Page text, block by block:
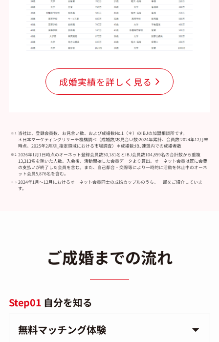
成婚実績を詳しく見る
当社は、登録会員数、お見合い数、および成婚数No.1（＊）のIBJの加盟相談所です。
＊日本マーケティングリサーチ機構調べ（成婚数/お見合い数:2024年累計、会員数:2024年12月末
時点、2025年2月期_指定領域における市場調査）＊成婚数:IBJ連盟内での成婚者数
2026年1月1日時点のオーネット登録会員数30,181名とIBJ会員数104,859名の合計数から重複
13,313名を除いた人数。入会後、活動開始した会員データより算出。オーネット会員は既に会費
の支払いが終了した会員を含む。また、自己都合・交際等により一時的に活動を休止中のオーネ
ット会員5,876名を含む。
2024年1月～12月におけるオーネット会員同士の成婚カップルのうち、一部をご紹介していま
す。
ご成婚までの流れ
Step01 自分を知る
無料マッチング体験